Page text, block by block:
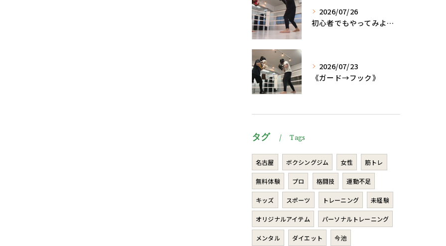
2026/07/26
初心者でもやってみよう、格闘技でダイエット、脂肪燃焼🔥
2026/07/23
《ガード→フック》
タグ Tags
名古屋 ボクシングジム 女性 筋トレ
無料体験 プロ 格闘技 運動不足
キッズ スポーツ トレーニング 未経験
オリジナルアイテム パーソナルトレーニング
メンタル ダイエット 今池